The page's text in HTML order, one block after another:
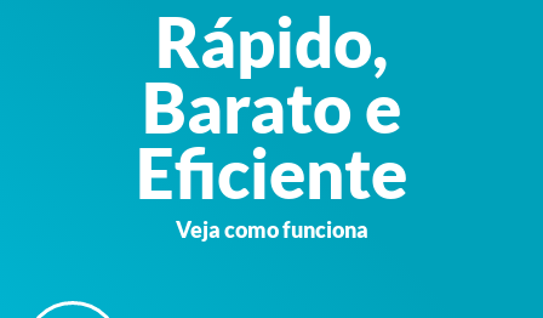
Rápido,
Barato e
Eficiente
Veja como funciona